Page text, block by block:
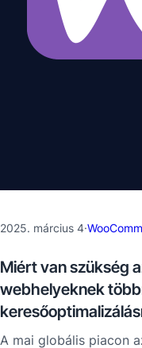
2025. március 4·
Miért van szükség
webhelyeknek
A mai globális piacon